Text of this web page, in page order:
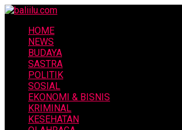
HOME
NEWS
BUDAYA
SASTRA
POLITIK
SOSIAL
EKONOMI & BISNIS
KRIMINAL
KESEHATAN